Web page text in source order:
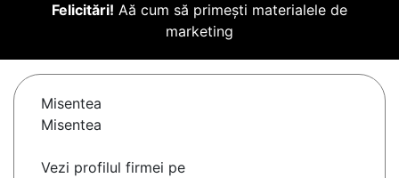
Felicitări! Aă cum să primești materialele de
marketing
Misentea
Misentea
Vezi profilul firmei pe